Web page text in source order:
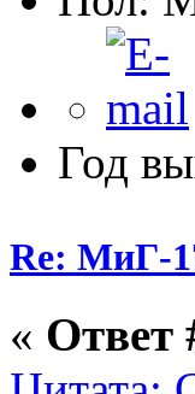
Год
Re: МиГ-
« Ответ